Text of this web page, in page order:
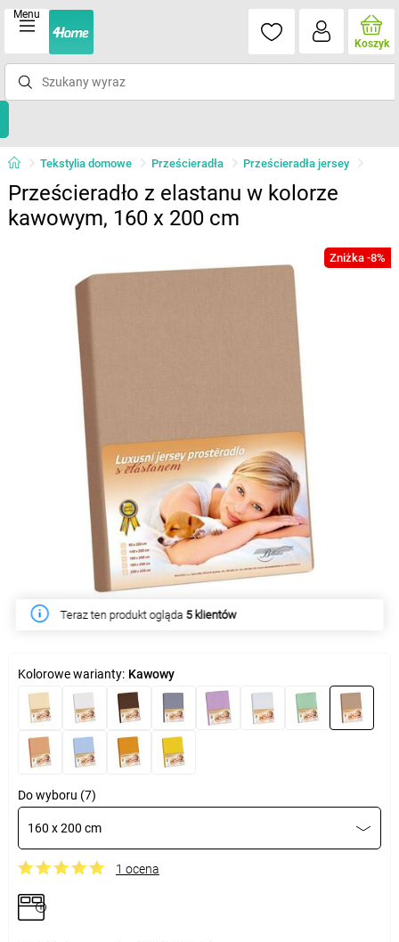
Menu
Koszyk
Tekstylia domowe Prześcieradła Prześcieradła jersey
Prześcieradło z elastanu w kolorze
kawowym, 160 x 200 cm
Zniżka -8%
Teraz ten produkt ogląda 5 klientów
W tym tygodniu produkt kupiło15 klientów
Kolorowe warianty: Kawowy
Do wyboru (7)
160 x 200 cm
1 ocena